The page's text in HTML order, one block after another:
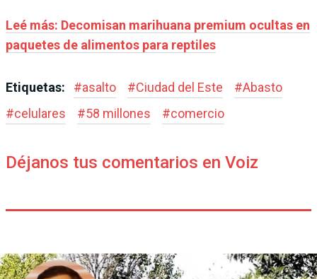
Leé más: Decomisan marihuana premium ocultas en
paquetes de alimentos para reptiles
Etiquetas: #asalto #Ciudad del Este #Abasto
#celulares #58 millones #comercio
Déjanos tus comentarios en Voiz